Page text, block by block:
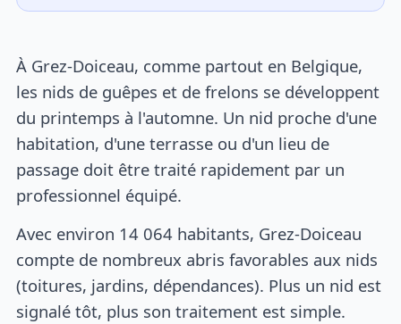
À Grez-Doiceau, comme partout en Belgique,
les nids de guêpes et de frelons se développent
du printemps à l'automne. Un nid proche d'une
habitation, d'une terrasse ou d'un lieu de
passage doit être traité rapidement par un
professionnel équipé.
Avec environ 14 064 habitants, Grez-Doiceau
compte de nombreux abris favorables aux nids
(toitures, jardins, dépendances). Plus un nid est
signalé tôt, plus son traitement est simple.